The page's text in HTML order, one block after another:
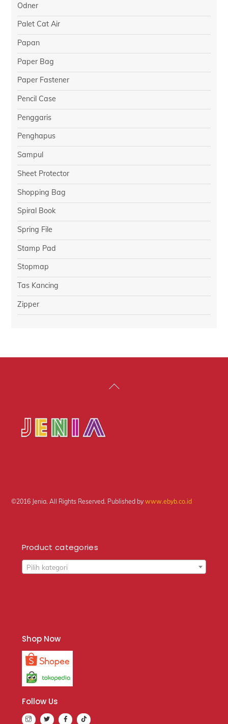
Odner
Palet Cat Air
Papan
Paper Bag
Paper Fastener
Pencil Case
Penggaris
Penghapus
Sampul
Sheet Protector
Shopping Bag
Spiral Book
Spring File
Stamp Pad
Stopmap
Tas Kancing
Zipper
Back
©2016 Jenia. All Rights Reserved. Published bywww.ebyb.co.id
Product categories
Pilih kategori
Shop Now
Follow Us